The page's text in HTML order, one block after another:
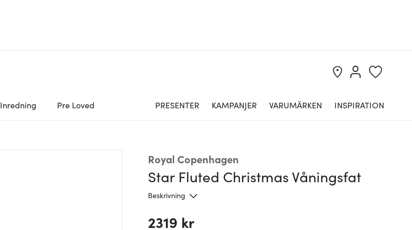
Inredning Pre Loved PRESENTER KAMPANJER VARUMÄRKEN INSPIRATION
Royal Copenhagen
Star Fluted Christmas Våningsfat
Beskrivning
2319 kr